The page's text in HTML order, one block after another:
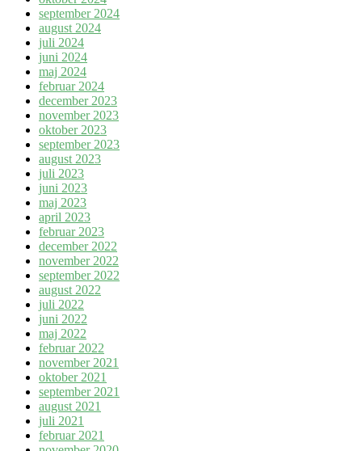
september 2024
august 2024
juli 2024
juni 2024
maj 2024
februar 2024
december 2023
november 2023
oktober 2023
september 2023
august 2023
juli 2023
juni 2023
maj 2023
april 2023
februar 2023
december 2022
november 2022
september 2022
august 2022
juli 2022
juni 2022
maj 2022
februar 2022
november 2021
oktober 2021
september 2021
august 2021
juli 2021
februar 2021